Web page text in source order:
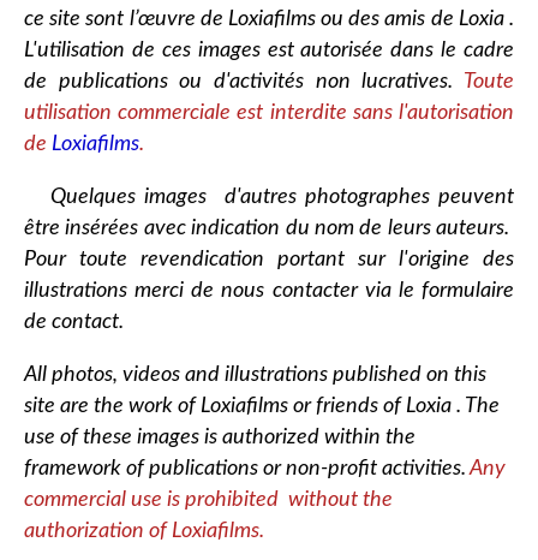
ce site sont l’œuvre de Loxiafilms ou des amis de Loxia .
L'utilisation de ces images est autorisée dans le cadre
de publications ou d'activités non lucratives. Toute
utilisation commerciale est interdite sans l'autorisation
de Loxiafilms.
Quelques images d'autres photographes peuvent
être insérées avec indication du nom de leurs auteurs.
Pour toute revendication portant sur l'origine des
illustrations merci de nous contacter via le formulaire
de contact.
All photos, videos and illustrations published on this
site are the work of Loxiafilms or friends of Loxia . The
use of these images is authorized within the
framework of publications or non-profit activities.Any
commercial use is prohibited without the
authorization of Loxiafilms.